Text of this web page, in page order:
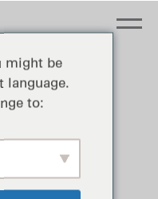
might be
language.
to: